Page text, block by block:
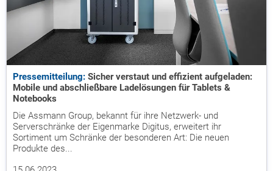
Pressemitteilung: Sicher verstaut und effizient aufgeladen:
Mobile und abschließbare Ladelösungen für Tablets &
Notebooks
Die Assmann Group, bekannt für ihre Netzwerk- und
Serverschränke der Eigenmarke Digitus, erweitert ihr
Sortiment um Schränke der besonderen Art: Die neuen
Produkte des...